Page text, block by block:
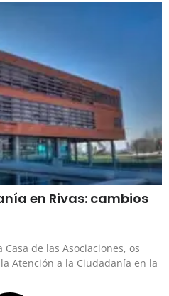
en Rivas: cambios
de las Asociaciones, os
Atención a la Ciudadanía en la